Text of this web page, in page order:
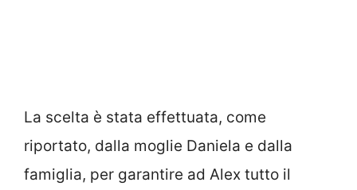
La scelta è stata effettuata, come
riportato, dalla moglie Daniela e dalla
famiglia, per garantire ad Alex tutto il